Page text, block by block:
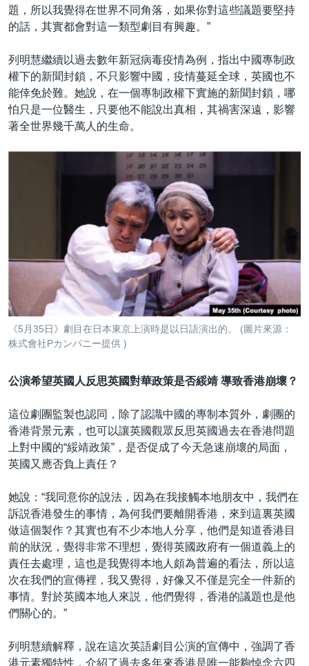
題，所以我覺得在世界不同角落，如果你對這些議題要堅持
的話，其實都會對這一類型劇目有興趣。”
列明慧繼續以過去數年新冠病毒疫情為例，指出中國專制政
權下的新聞封鎖，不只影響中國，疫情蔓延全球，英國也不
能倖免於難。她說，在一個專制政權下實施的新聞封鎖，哪
怕只是一位醫生，只要他不能說出真相，其禍害深遠，影響
著全世界幾千萬人的生命。
《5月35日》劇目在日本東京上演時是以日語演出的。 (圖片來源：
株式會社Pカンパニー提供 )
公演希望英國人反思英國對華政策是否綏靖 導致香港崩壞？
這位劇團監製也認同，除了認識中國的專制本質外，劇團的
香港背景元素，也可以讓英國觀眾反思英國過去在香港問題
上對中國的“綏靖政策”，是否促成了今天急速崩壞的局面，
英國又應否負上責任？
她說：“我同意你的說法，因為在我接觸本地朋友中，我們在
訴説香港發生的事情，為何我們要離開香港，來到這裏英國
做這個製作？其實也有不少本地人分享，他們是知道香港目
前的狀況，覺得非常不理想，覺得英國政府有一個道義上的
責任去處理，這也是我覺得本地人頗為普遍的看法，所以這
次在我們的宣傳裡，我又覺得，好像又不僅是完全一件新的
事情。對於英國本地人來説，他們覺得，香港的議題也是他
們關心的。”
列明慧續解釋，說在這次英語劇目公演的宣傳中，強調了香
港元素獨特性，介紹了過去多年來香港是唯一能夠悼念六四